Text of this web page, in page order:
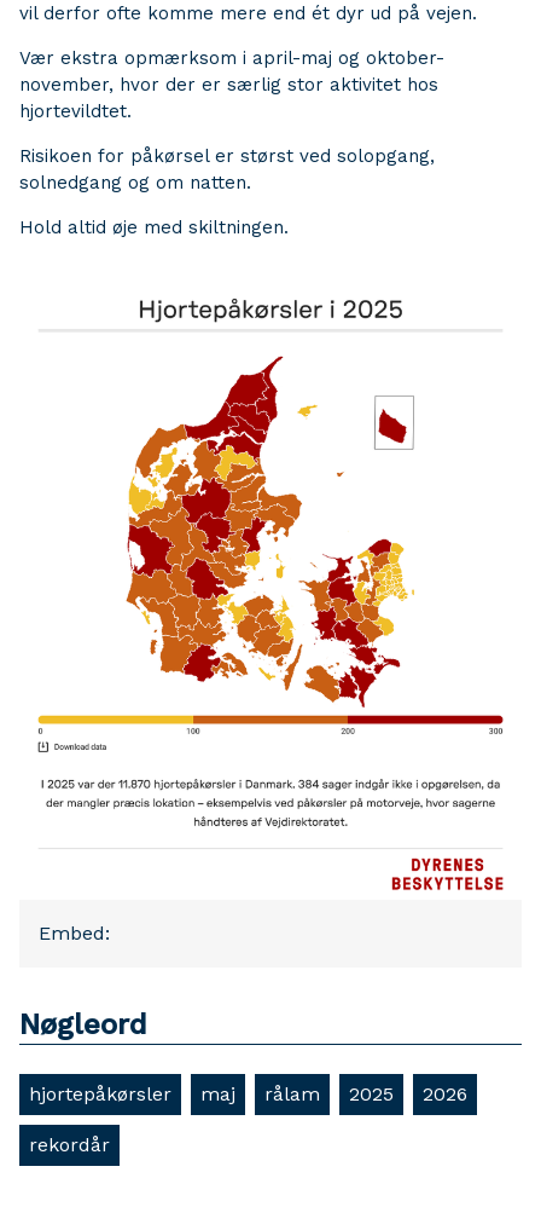
vil derfor ofte komme mere end ét dyr ud på vejen.
Vær ekstra opmærksom i april-maj og oktober-
november, hvor der er særlig stor aktivitet hos
hjortevildtet.
Risikoen for påkørsel er størst ved solopgang,
solnedgang og om natten.
Hold altid øje med skiltningen.
Embed:
Nøgleord
hjortepåkørsler maj rålam 2025 2026
rekordår